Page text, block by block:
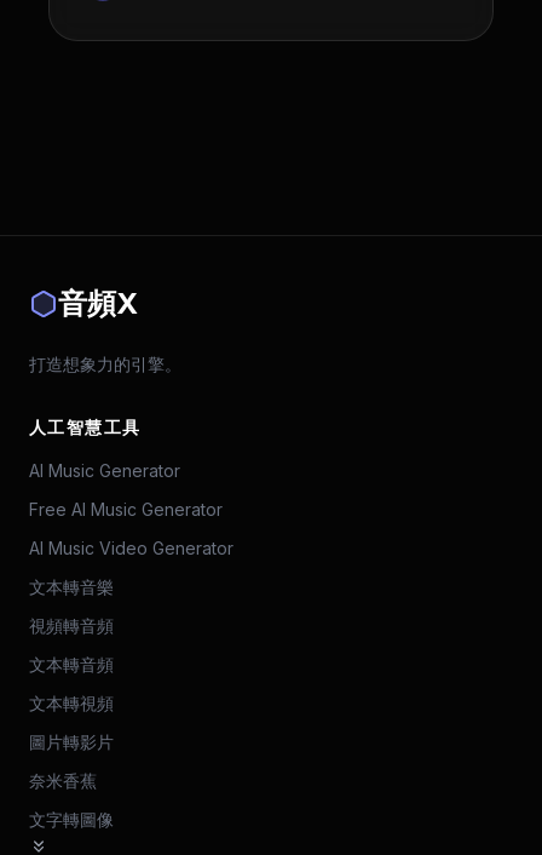
音頻X
打造想象力的引擎。
人工智慧工具
AI Music Generator
Free AI Music Generator
AI Music Video Generator
文本轉音樂
視頻轉音頻
文本轉音頻
文本轉視頻
圖片轉影片
奈米香蕉
文字轉圖像